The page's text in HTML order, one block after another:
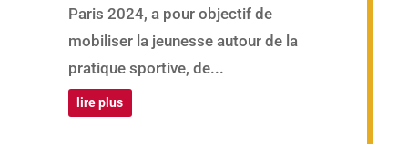
Paris 2024, a pour objectif de
mobiliser la jeunesse autour de la
pratique sportive, de...
lire plus